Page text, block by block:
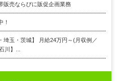
販売ならびに販促企画業務
！
埼玉・茨城】 月給24万円～(月収例／
川】...